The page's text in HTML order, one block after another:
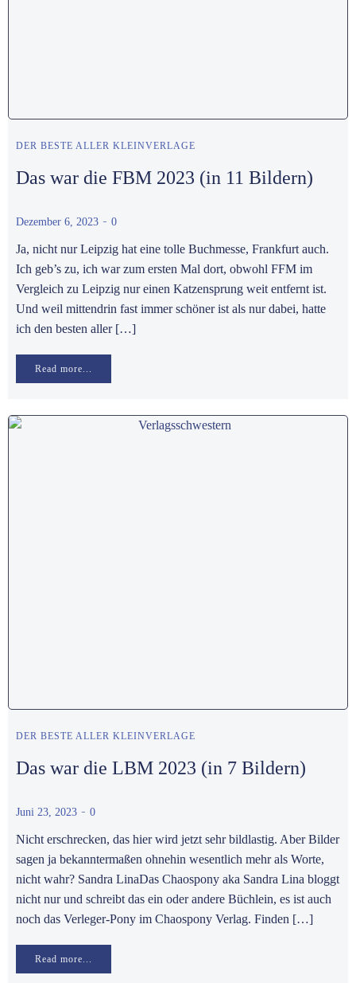
DER BESTE ALLER KLEINVERLAGE
Das war die FBM 2023 (in 11 Bildern)
Dezember 6, 2023 - 0
Ja, nicht nur Leipzig hat eine tolle Buchmesse, Frankfurt auch.
Ich geb’s zu, ich war zum ersten Mal dort, obwohl FFM im
Vergleich zu Leipzig nur einen Katzensprung weit entfernt ist.
Und weil mittendrin fast immer schöner ist als nur dabei, hatte
ich den besten aller […]
Read more...
DER BESTE ALLER KLEINVERLAGE
Das war die LBM 2023 (in 7 Bildern)
Juni 23, 2023 - 0
Nicht erschrecken, das hier wird jetzt sehr bildlastig. Aber Bilder
sagen ja bekanntermaßen ohnehin wesentlich mehr als Worte,
nicht wahr? Sandra LinaDas Chaospony aka Sandra Lina bloggt
nicht nur und schreibt das ein oder andere Büchlein, es ist auch
noch das Verleger-Pony im Chaospony Verlag. Finden […]
Read more...